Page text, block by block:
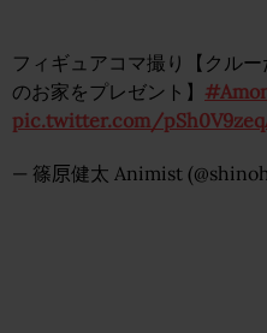
フィギュアコマ撮り【クル
のお家をプレゼント】
pic.twitter.com/
— 篠𠩤健太 Animist